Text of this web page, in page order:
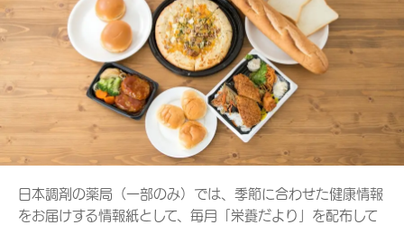
日本調剤の薬局（一部のみ）では、季節に合わせた健康情報
をお届けする情報紙として、毎月「栄養だより」を配布して